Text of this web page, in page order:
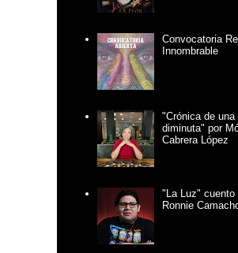
Convocatoria
Innombrable
"Crónica de una
diminuta" por
Cabrera López
"La Luz" cuento
Ronnie